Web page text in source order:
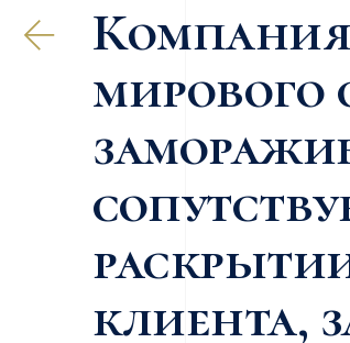
мирового
клиента,